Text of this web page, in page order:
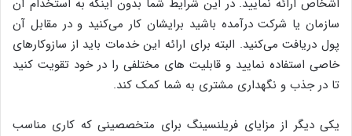
اشخاص ارائه نمایید. در این شرایط شما بدون اینکه به استخدام آن
سازمان یا شرکت درآمده باشید برایشان کار می‌کنید و در مقابل آن
پول دریافت می‌کنید. البته برای ارائه این خدمات باید از سازوکارهای
خاصی استفاده نمایید و قابلیت های مختلفی را در خود تقویت کنید
تا در جذب و نگهداری مشتری به شما کمک کند.
یکی دیگر از مزایای فریلنسینگ برای متخصصینی که کاری مناسب